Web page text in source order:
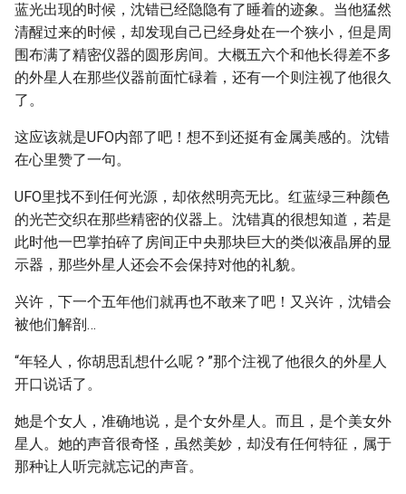
蓝光出现的时候，沈错已经隐隐有了睡着的迹象。当他猛然
清醒过来的时候，却发现自己已经身处在一个狭小，但是周
围布满了精密仪器的圆形房间。大概五六个和他长得差不多
的外星人在那些仪器前面忙碌着，还有一个则注视了他很久
了。
这应该就是UFO内部了吧！想不到还挺有金属美感的。沈错
在心里赞了一句。
UFO里找不到任何光源，却依然明亮无比。红蓝绿三种颜色
的光芒交织在那些精密的仪器上。沈错真的很想知道，若是
此时他一巴掌拍碎了房间正中央那块巨大的类似液晶屏的显
示器，那些外星人还会不会保持对他的礼貌。
兴许，下一个五年他们就再也不敢来了吧！又兴许，沈错会
被他们解剖…
“年轻人，你胡思乱想什么呢？”那个注视了他很久的外星人
开口说话了。
她是个女人，准确地说，是个女外星人。而且，是个美女外
星人。她的声音很奇怪，虽然美妙，却没有任何特征，属于
那种让人听完就忘记的声音。